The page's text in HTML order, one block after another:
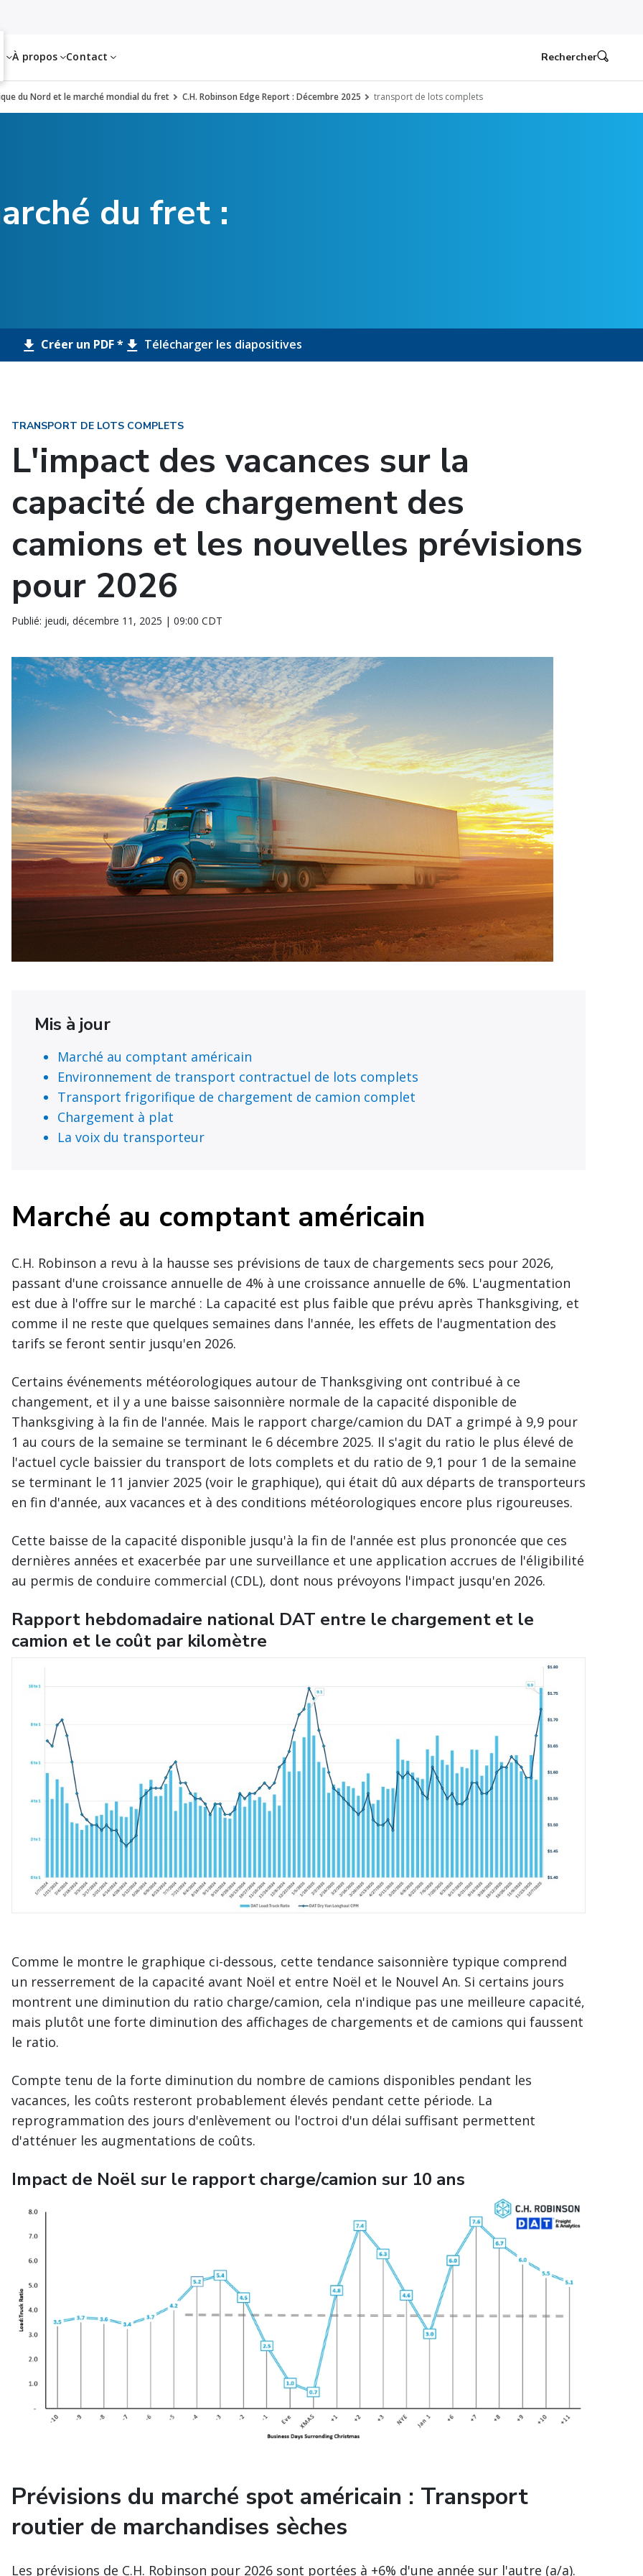
À propos Contact Rechercher
du Nord et le marché mondial du fret C.H. Robinson Edge Report : Décembre 2025 transport de lots complets
du fret :
Créer un PDF * Télécharger les diapositives
TRANSPORT DE LOTS COMPLETS
L'impact des vacances sur la
capacité de chargement des
camions et les nouvelles prévisions
pour 2026
Publié: jeudi, décembre 11, 2025 | 09:00 CDT
Mis à jour
Marché au comptant américain
Environnement de transport contractuel de lots complets
Transport frigorifique de chargement de camion complet
Chargement à plat
La voix du transporteur
Marché au comptant américain
C.H. Robinson a revu à la hausse ses prévisions de taux de chargements secs pour 2026,
passant d'une croissance annuelle de 4% à une croissance annuelle de 6%. L'augmentation
est due à l'offre sur le marché : La capacité est plus faible que prévu après Thanksgiving, et
comme il ne reste que quelques semaines dans l'année, les effets de l'augmentation des
tarifs se feront sentir jusqu'en 2026.
Certains événements météorologiques autour de Thanksgiving ont contribué à ce
changement, et il y a une baisse saisonnière normale de la capacité disponible de
Thanksgiving à la fin de l'année. Mais le rapport charge/camion du DAT a grimpé à 9,9 pour
1 au cours de la semaine se terminant le 6 décembre 2025. Il s'agit du ratio le plus élevé de
l'actuel cycle baissier du transport de lots complets et du ratio de 9,1 pour 1 de la semaine
se terminant le 11 janvier 2025 (voir le graphique), qui était dû aux départs de transporteurs
en fin d'année, aux vacances et à des conditions météorologiques encore plus rigoureuses.
Cette baisse de la capacité disponible jusqu'à la fin de l'année est plus prononcée que ces
dernières années et exacerbée par une surveillance et une application accrues de l'éligibilité
au permis de conduire commercial (CDL), dont nous prévoyons l'impact jusqu'en 2026.
Rapport hebdomadaire national DAT entre le chargement et le
camion et le coût par kilomètre
Comme le montre le graphique ci-dessous, cette tendance saisonnière typique comprend
un resserrement de la capacité avant Noël et entre Noël et le Nouvel An. Si certains jours
montrent une diminution du ratio charge/camion, cela n'indique pas une meilleure capacité,
mais plutôt une forte diminution des affichages de chargements et de camions qui faussent
le ratio.
Compte tenu de la forte diminution du nombre de camions disponibles pendant les
vacances, les coûts resteront probablement élevés pendant cette période. La
reprogrammation des jours d'enlèvement ou l'octroi d'un délai suffisant permettent
d'atténuer les augmentations de coûts.
Impact de Noël sur le rapport charge/camion sur 10 ans
Prévisions du marché spot américain : Transport
routier de marchandises sèches
Les prévisions de C.H. Robinson pour 2026 sont portées à +6% d'une année sur l'autre (a/a).